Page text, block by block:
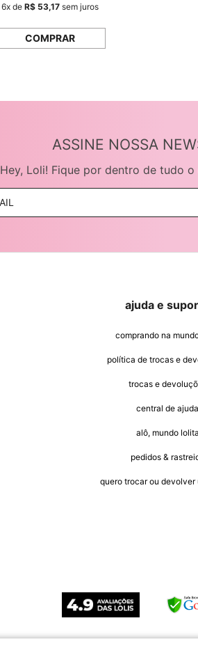
6x deR$ 53,17 sem juros
COMPRAR
ASSINE NOSSA
Hey, Loli! Fique por dentro de tudo
ajuda e
comprando na
política de trocas e
trocas e
central de ajuda
alô, mundo lolita
pedidos &
quero trocar ou devolver